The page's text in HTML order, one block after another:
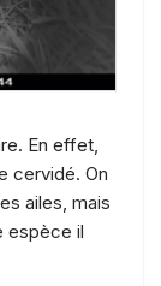
En effet,
cervidé. On
ailes, mais
espèce il